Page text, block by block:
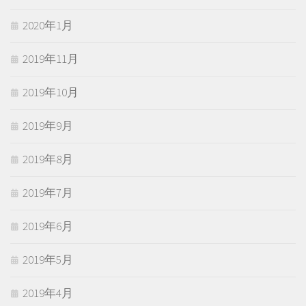
2020年1月
2019年11月
2019年10月
2019年9月
2019年8月
2019年7月
2019年6月
2019年5月
2019年4月